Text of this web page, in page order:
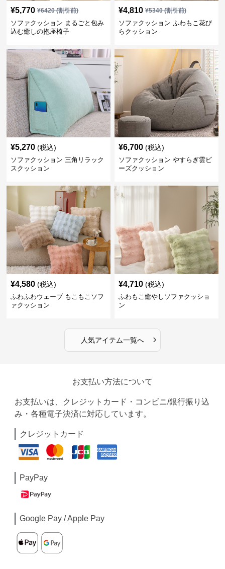
¥5,770 ¥6420(割引前)
ソファクッション まるごと包み
込む癒しの抱座椅子
¥4,810 ¥5340(割引前)
ソファクッション ふわもこ花び
らクッション
¥5,270 (税込)
ソファクッション 三角リラック
スクッション
¥6,700 (税込)
ソファクッション やすらぎ雲ビ
ーズクッション
¥4,580 (税込)
ふわふわウェーブ もこもこソフ
ァクッション
¥4,710 (税込)
ふわもこ癒やしソファクッショ
ン
人気アイテム一覧へ ›
お支払い方法について
お支払いは、クレジットカード・コンビニ/銀行振り込
み・各種電子決済に対応しています。
クレジットカード
PayPay
Google Pay / Apple Pay